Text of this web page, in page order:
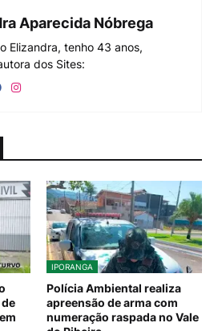
Aparecida Nóbrega
Elizandra, tenho 43 anos,
dos Sites:
IPORANGA
Polícia Ambiental realiza
apreensão de arma com
numeração raspada no Vale